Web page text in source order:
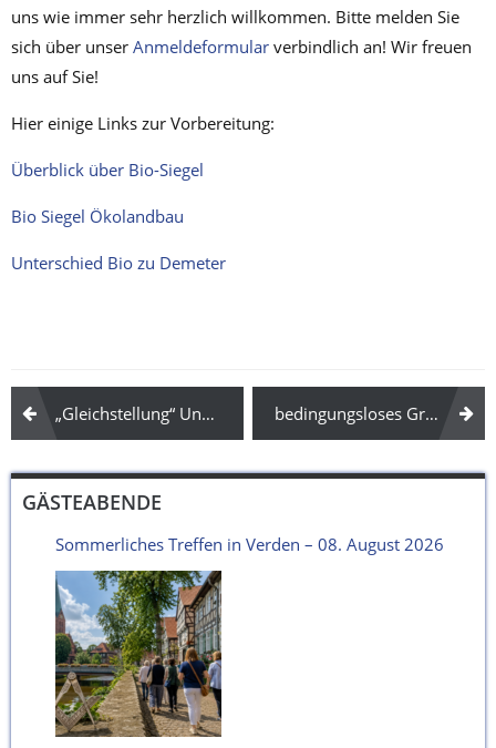
uns wie immer sehr herzlich willkommen. Bitte melden Sie
sich über unser Anmeldeformular verbindlich an! Wir freuen
uns auf Sie!
Hier einige Links zur Vorbereitung:
Überblick über Bio-Siegel
Bio Siegel Ökolandbau
Unterschied Bio zu Demeter
Beitragsnavigation
„Gleichstellung“ Unser nächster Gästeabend am 12. April 2017 bedingungsloses Grundeinkommen
GÄSTEABENDE
Sommerliches Treffen in Verden – 08. August 2026